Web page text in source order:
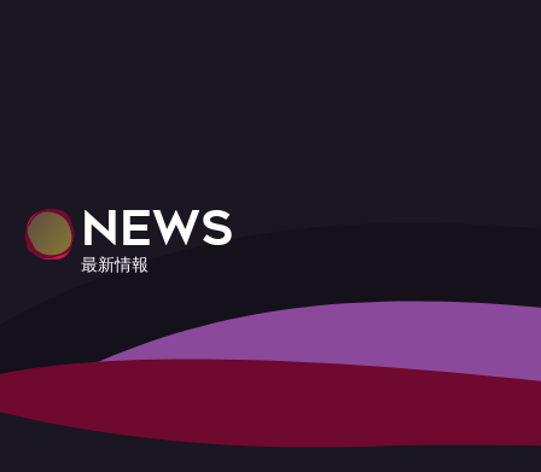
NEWS
最新情報